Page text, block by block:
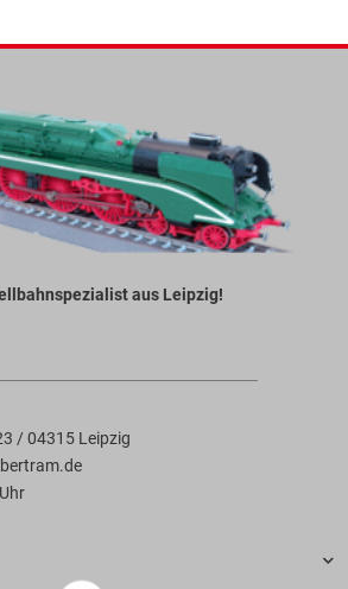
aus Leipzig!
/ 04315 Leipzig